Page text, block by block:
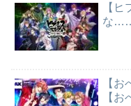
【
な
【
【お